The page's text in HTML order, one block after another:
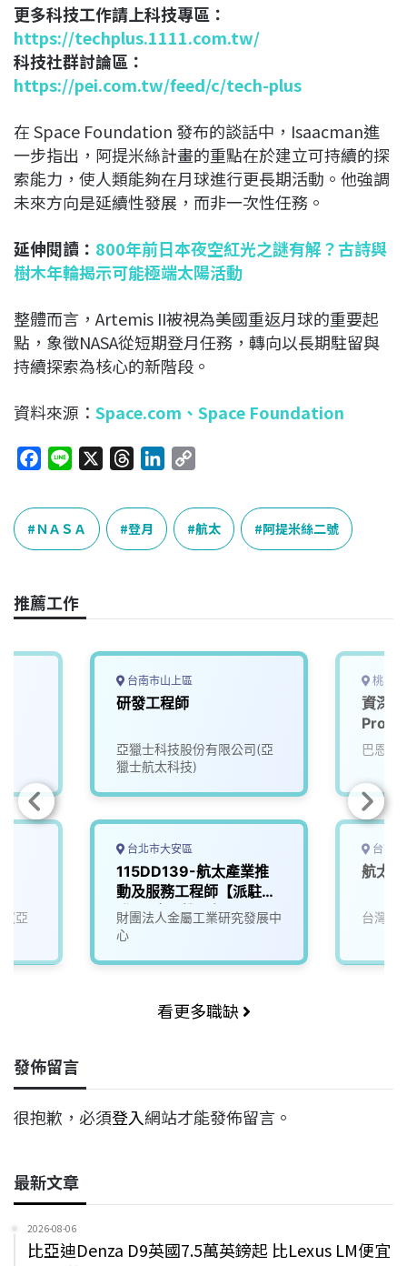
更多科技工作請上科技專區：
https://techplus.1111.com.tw/
科技社群討論區：
https://pei.com.tw/feed/c/tech-plus
在 Space Foundation 發布的談話中，Isaacman進
一步指出，阿提米絲計畫的重點在於建立可持續的探
索能力，使人類能夠在月球進行更長期活動。他強調
未來方向是延續性發展，而非一次性任務。
延伸閱讀： 800年前日本夜空紅光之謎有解？古詩與
樹木年輪揭示可能極端太陽活動
整體而言，Artemis II被視為美國重返月球的重要起
點，象徵NASA從短期登月任務，轉向以長期駐留與
持續探索為核心的新階段。
資料來源： Space.com、 Space Foundation
c
e
b
o
k
n
e
r
e
a
k
n
p
y
L
k
ＮＡＳＡ 登月 航太 阿提米絲二號
推薦工作
(亞
台南市山上區
研發工程師
亞獵士科技股份有限公司(亞
獵士航太科技)
台北市大安區
115DD139-航太產業推
動及服務工程師【派駐產
發署-金屬機電組】
財團法人金屬工業研究發展中
心
桃園
資深
巴恩斯
台南
航太
台灣穗
看更多職缺
發佈留言
很抱歉，必須登入網站才能發佈留言。
最新文章
2026-08-06
比亞迪Denza D9英國7.5萬英鎊起 比Lexus LM便宜